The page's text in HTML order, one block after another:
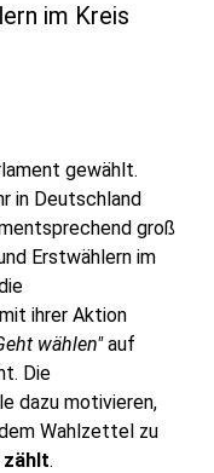
im Kreis
gewählt.
in Deutschland
groß
Erstwählern im
ihrer Aktion
wählen"auf
Die
dazu motivieren,
Wahlzettel zu
zählt.